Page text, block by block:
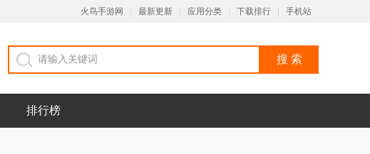
火鸟手游网 最新更新 应用分类 下载排行 手机站
排行榜